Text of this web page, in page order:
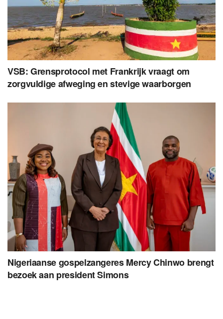
VSB: Grensprotocol met Frankrijk vraagt om
zorgvuldige afweging en stevige waarborgen
Nigeriaanse gospelzangeres Mercy Chinwo brengt
bezoek aan president Simons